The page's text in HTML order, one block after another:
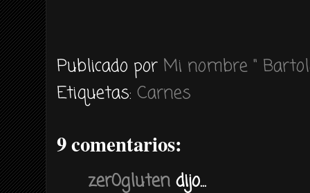
Publicado por Mi nombre "
Etiquetas: Carnes
9 comentarios:
zer0gluten dijo...